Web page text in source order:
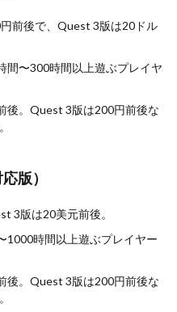
前後で、Quest 3版は20ドル
間〜300時間以上遊ぶプレイヤ
後。Quest 3版は200円前後な
版）
3版は20美元前後。
1000時間以上遊ぶプレイヤー
後。Quest 3版は200円前後な